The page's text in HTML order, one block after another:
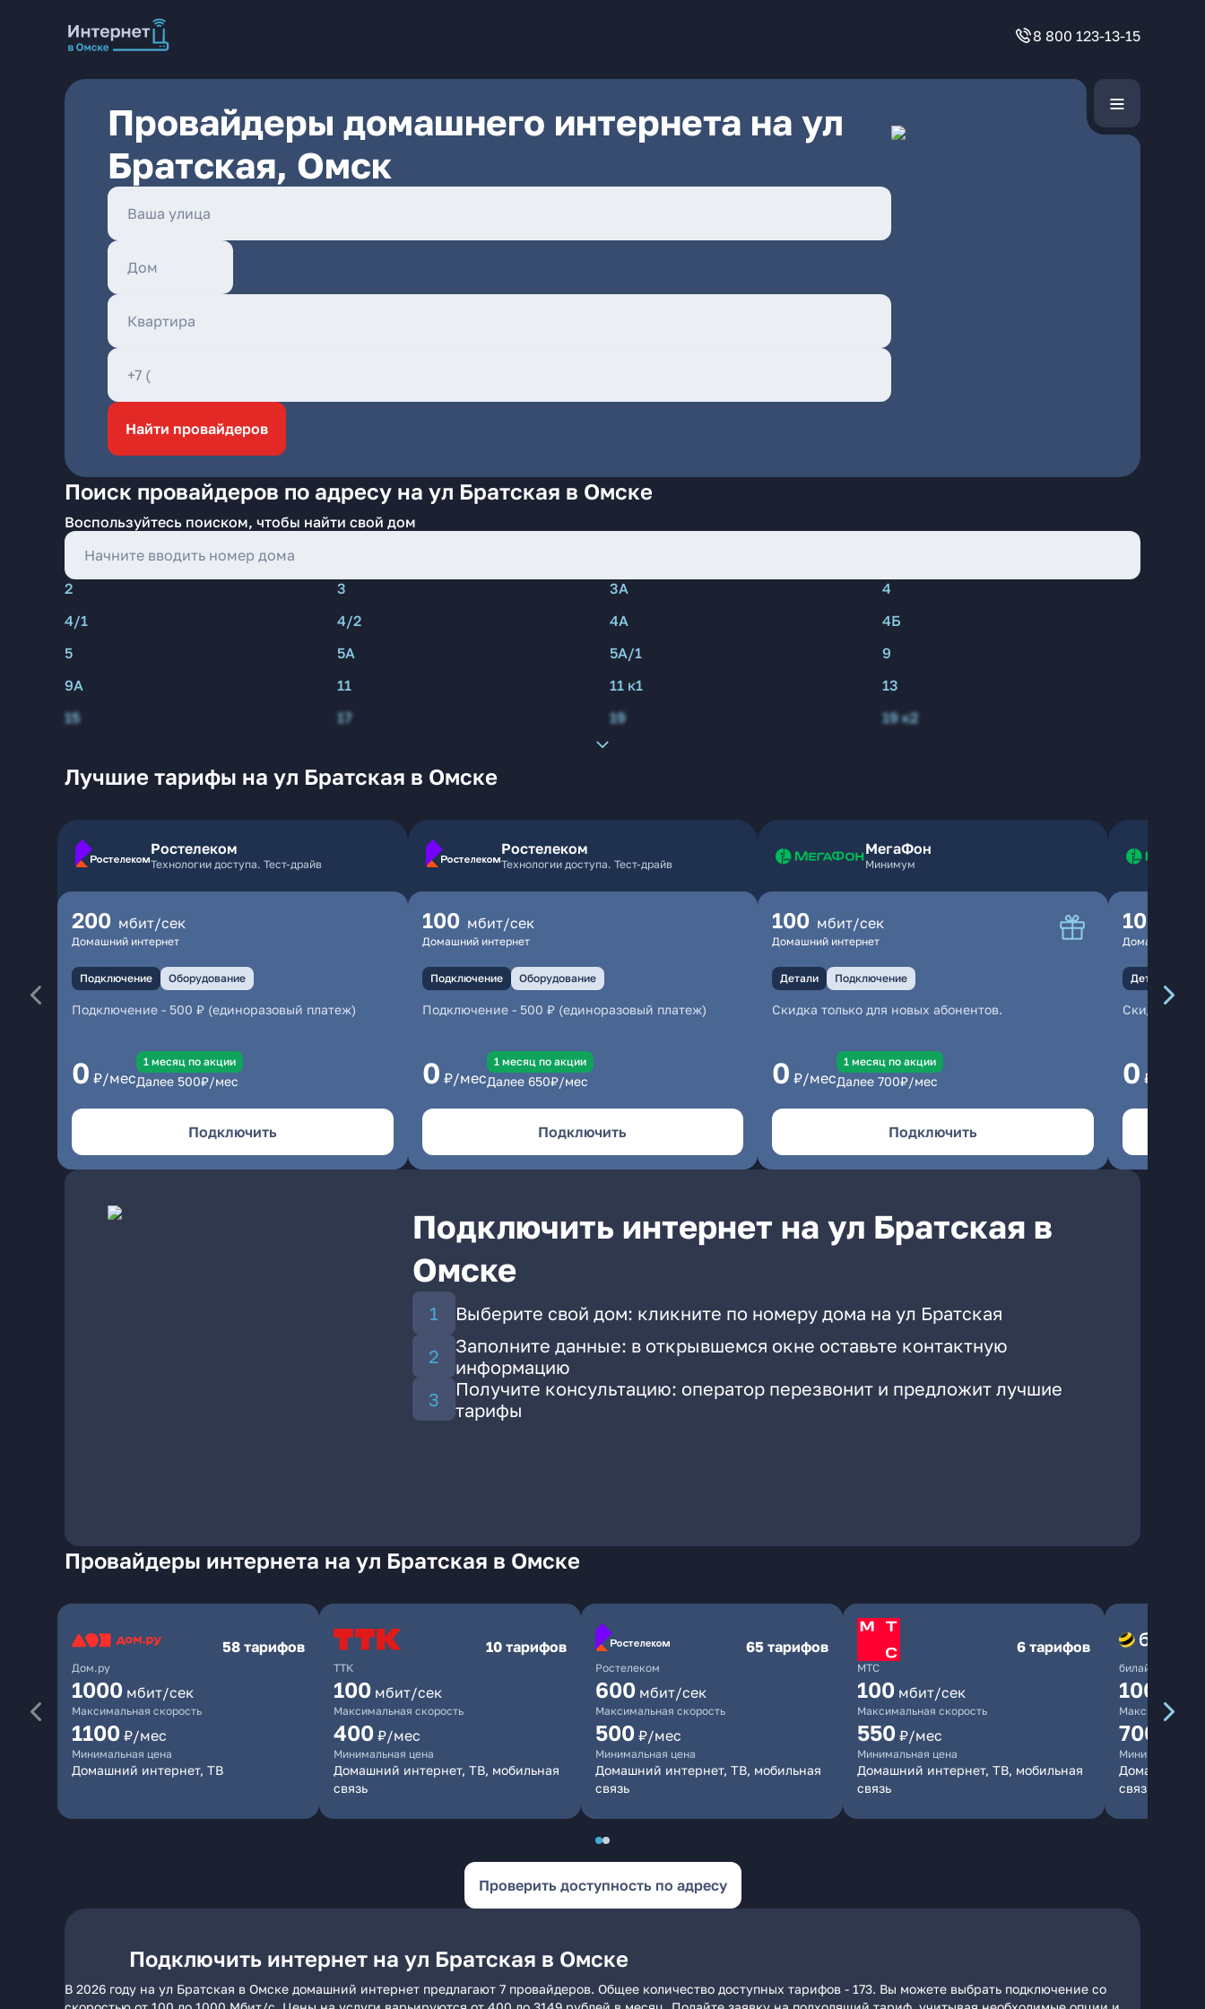
8 800 123-13-15
Провайдеры домашнего интернета на ул
Братская, Омск
Найти провайдеров
Поиск провайдеров по адресу на ул Братская в Омске
Воспользуйтесь поиском, чтобы найти свой дом
2 3 3А
4
4/1
4/2 4А
4Б
5
5А 5А/1
9
9А
11 11 к1
13
15
17 19 19 к2
Лучшие тарифы на ул Братская в Омске
Ростелеком
Технологии доступа. Тест-драйв
200 мбит/сек
Домашний интернет
Подключение Оборудование
Подключение - 500 ₽ (единоразовый платеж)
0 ₽/мес
1 месяц по акции
Далее 500₽/мес
Подключить
Ростелеком
Технологии доступа. Тест-драйв
100 мбит/сек
Домашний интернет
Подключение Оборудование
Подключение- 500 ₽ (единоразовый платеж)
0 ₽/мес
1 месяц по акции
Далее 650₽/мес
Подключить
МегаФон
Минимум
100 мбит/сек
Домашний интернет
Детали Подключение
Скидка только для новых абонентов.
0 ₽/мес
1 месяц по акции
Далее 700₽/мес
Подключить
100
Домашний
Детали
Скидка
0 ₽/мес
Подключить интернет на ул Братская в
Омске
Выберите свой дом: кликните по номеру дома на ул Братская
Заполните данные: в открывшемся окне оставьте контактную
информацию
Получите консультацию: оператор перезвонит и предложит лучшие
тарифы
Провайдеры интернета на ул Братская в Омске
Дом.ру
58 тарифов
1000 мбит/сек
Максимальная скорость
1100 ₽/мес
Минимальная цена
Домашний интернет, ТВ
ТТК
10 тарифов
100 мбит/сек
Максимальная скорость
400 ₽/мес
Минимальная цена
Домашний интернет, ТВ, мобильная
связь
Ростелеком
65 тарифов
600 мбит/сек
Максимальная скорость
500 ₽/мес
Минимальная цена
Домашний интернет, ТВ, мобильная
связь
МТС
6 тарифов
100 мбит/сек
Максимальная скорость
550 ₽/мес
Минимальная цена
Домашний интернет, ТВ, мобильная
связь
билайн
1000
Максимальная
700
Минимальная
Домашний
связь
Проверить доступность по адресу
Подключить интернет на ул Братская в Омске
В 2026 году на ул Братская в Омске домашний интернет предлагают 7 провайдеров. Общее количество доступных тарифов - 173. Вы можете выбрать подключение со